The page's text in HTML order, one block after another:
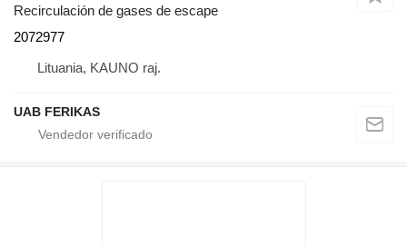
Recirculación de gases de escape
2072977
Lituania, KAUNO raj.
UAB FERIKAS